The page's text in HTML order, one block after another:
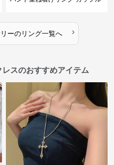
ーのリング一覧へ ›
スのおすすめアイテム